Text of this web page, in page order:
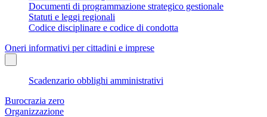
Documenti di programmazione strategico gestionale
Statuti e leggi regionali
Codice disciplinare e codice di condotta
Oneri informativi per cittadini e imprese
Scadenzario obblighi amministrativi
Burocrazia zero
Organizzazione